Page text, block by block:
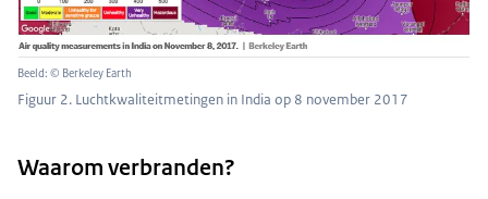
Beeld: © Berkeley Earth
Figuur 2. Luchtkwaliteitmetingen in India op 8 november 2017
Waarom verbranden?